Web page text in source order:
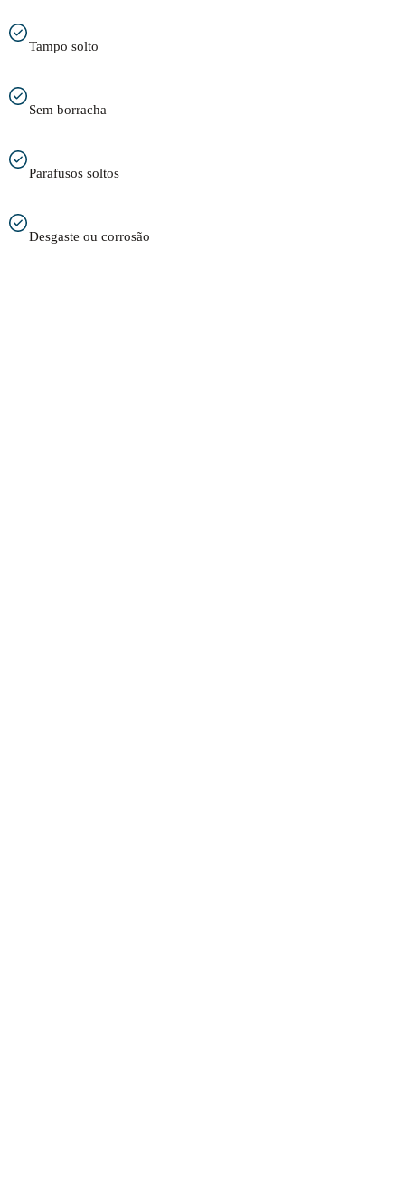
Tampo solto
Sem borracha
Parafusos soltos
Desgaste ou corrosão